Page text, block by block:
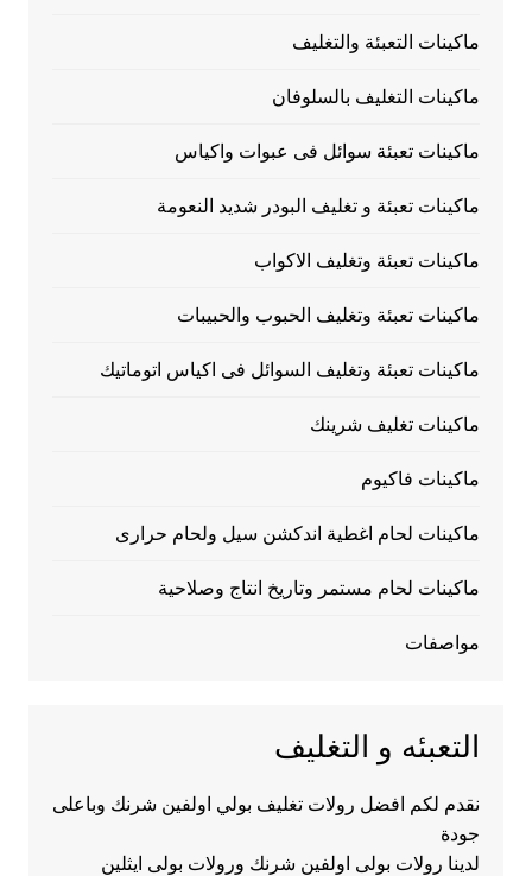
ماكينات التعبئة والتغليف
ماكينات التغليف بالسلوفان
ماكينات تعبئة سوائل فى عبوات واكياس
ماكينات تعبئة و تغليف البودر شديد النعومة
ماكينات تعبئة وتغليف الاكواب
ماكينات تعبئة وتغليف الحبوب والحبيبات
ماكينات تعبئة وتغليف السوائل فى اكياس اتوماتيك
ماكينات تغليف شرينك
ماكينات فاكيوم
ماكينات لحام اغطية اندكشن سيل ولحام حرارى
ماكينات لحام مستمر وتاريخ انتاج وصلاحية
مواصفات
التعبئه و التغليف
نقدم لكم افضل رولات تغليف بولي اولفين شرنك وباعلى
جودة
لدينا رولات بولى اولفين شرنك ورولات بولى ايثلين